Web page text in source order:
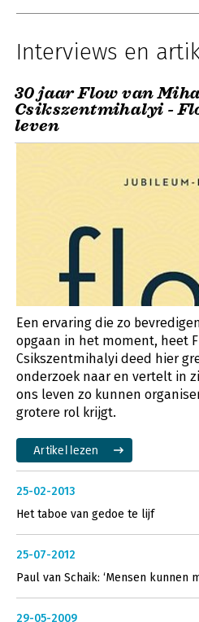
Interviews en
30 jaar Flow van
Csikszentmihalyi -
leven
Een ervaring die zo
opgaan in het moment, heet
Csikszentmihalyi deed hier
onderzoek naar en vertelt in
ons leven zo kunnen
grotere rol krijgt.
Artikel lezen
25-02-2013
Het taboe van gedoe te lijf
25-07-2012
Paul van Schaik: ‘Mensen kunnen
29-05-2009